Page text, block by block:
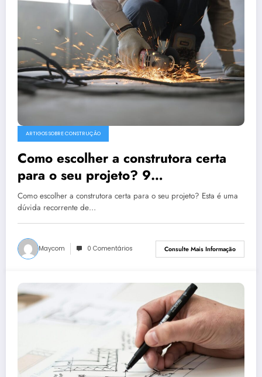
ARTIGOS SOBRE CONSTRUÇÃO
Como escolher a construtora certa
para o seu projeto? 9
recomendações!
Como escolher a construtora certa para o seu projeto? Esta é uma
dúvida recorrente de…
Maycom 0 Comentários Consulte Mais Informação